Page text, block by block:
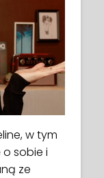
w tym
sobie i
ze